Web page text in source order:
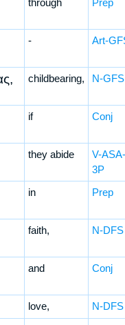
through Prep
- Art-
childbearing, N-GFS
if Conj
they abide
V-ASA-
3P
in Prep
faith, N-DFS
and Conj
love,
N-DFS